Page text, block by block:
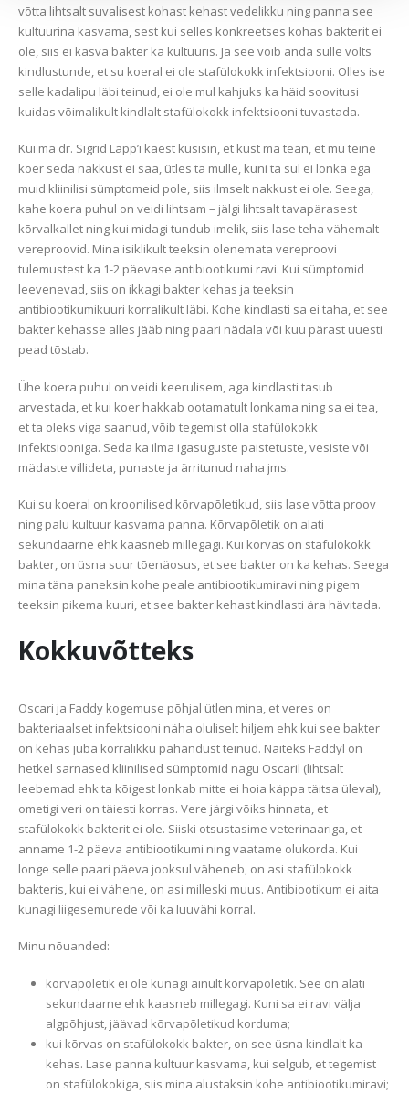
võtta lihtsalt suvalisest kohast kehast vedelikku ning panna see
kultuurina kasvama, sest kui selles konkreetses kohas bakterit ei
ole, siis ei kasva bakter ka kultuuris. Ja see võib anda sulle võlts
kindlustunde, et su koeral ei ole stafülokokk infektsiooni. Olles ise
selle kadalipu läbi teinud, ei ole mul kahjuks ka häid soovitusi
kuidas võimalikult kindlalt stafülokokk infektsiooni tuvastada.
Kui ma dr. Sigrid Lapp’i käest küsisin, et kust ma tean, et mu teine
koer seda nakkust ei saa, ütles ta mulle, kuni ta sul ei lonka ega
muid kliinilisi sümptomeid pole, siis ilmselt nakkust ei ole. Seega,
kahe koera puhul on veidi lihtsam – jälgi lihtsalt tavapärasest
kõrvalkallet ning kui midagi tundub imelik, siis lase teha vähemalt
vereproovid. Mina isiklikult teeksin olenemata vereproovi
tulemustest ka 1-2 päevase antibiootikumi ravi. Kui sümptomid
leevenevad, siis on ikkagi bakter kehas ja teeksin
antibiootikumikuuri korralikult läbi. Kohe kindlasti sa ei taha, et see
bakter kehasse alles jääb ning paari nädala või kuu pärast uuesti
pead tõstab.
Ühe koera puhul on veidi keerulisem, aga kindlasti tasub
arvestada, et kui koer hakkab ootamatult lonkama ning sa ei tea,
et ta oleks viga saanud, võib tegemist olla stafülokokk
infektsiooniga. Seda ka ilma igasuguste paistetuste, vesiste või
mädaste villideta, punaste ja ärritunud naha jms.
Kui su koeral on kroonilised kõrvapõletikud, siis lase võtta proov
ning palu kultuur kasvama panna. Kõrvapõletik on alati
sekundaarne ehk kaasneb millegagi. Kui kõrvas on stafülokokk
bakter, on üsna suur tõenäosus, et see bakter on ka kehas. Seega
mina täna paneksin kohe peale antibiootikumiravi ning pigem
teeksin pikema kuuri, et see bakter kehast kindlasti ära hävitada.
Kokkuvõtteks
Oscari ja Faddy kogemuse põhjal ütlen mina, et veres on
bakteriaalset infektsiooni näha oluliselt hiljem ehk kui see bakter
on kehas juba korralikku pahandust teinud. Näiteks Faddyl on
hetkel sarnased kliinilised sümptomid nagu Oscaril (lihtsalt
leebemad ehk ta kõigest lonkab mitte ei hoia käppa täitsa üleval),
ometigi veri on täiesti korras. Vere järgi võiks hinnata, et
stafülokokk bakterit ei ole. Siiski otsustasime veterinaariga, et
anname 1-2 päeva antibiootikumi ning vaatame olukorda. Kui
longe selle paari päeva jooksul väheneb, on asi stafülokokk
bakteris, kui ei vähene, on asi milleski muus. Antibiootikum ei aita
kunagi liigesemurede või ka luuvähi korral.
Minu nõuanded:
kõrvapõletik ei ole kunagi ainult kõrvapõletik. See on alati
sekundaarne ehk kaasneb millegagi. Kuni sa ei ravi välja
algpõhjust, jäävad kõrvapõletikud korduma;
kui kõrvas on stafülokokk bakter, on see üsna kindlalt ka
kehas. Lase panna kultuur kasvama, kui selgub, et tegemist
on stafülokokiga, siis mina alustaksin kohe antibiootikumiravi;